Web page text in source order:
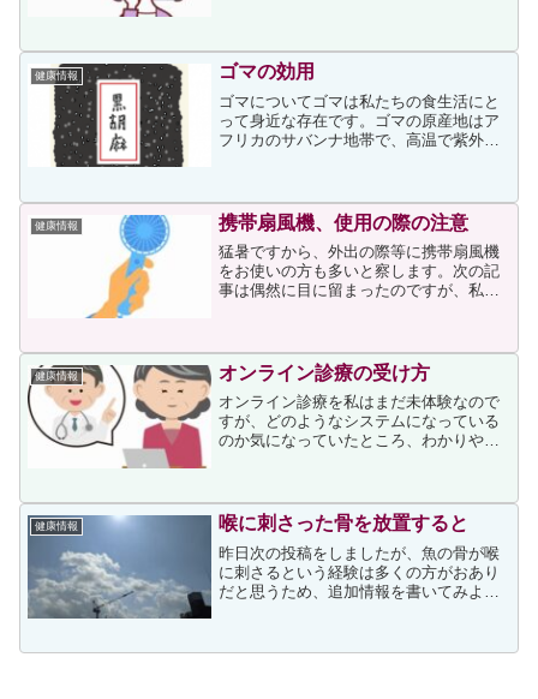
つけ医がいればその医師、そして担当に
なっているケアマネージ...
健康情報 ゴマの効用
ゴマについてゴマは私たちの食生活にと
って身近な存在です。ゴマの原産地はア
フリカのサバンナ地帯で、高温で紫外線
クレオパトラが健康飲料と...
健康情報 携帯扇風機、使用の際の注意
猛暑ですから、外出の際等に携帯扇風機
をお使いの方も多いと察します。次の記
事は偶然に目に留まったのですが、私も
て紹介させていただきます。記事には次
が書かれていました。気温...
健康情報 オンライン診療の受け方
オンライン診療を私はまだ未体験なので
すが、どのようなシステムになっている
のか気になっていたところ、わかりやす
記憶していますが、新型コロナウィルス
の感染拡大をきっかけに2...
健康情報 喉に刺さった骨を放置すると
昨日次の投稿をしましたが、魚の骨が喉
に刺さるという経験は多くの方がおあり
だと思うため、追加情報を書いてみよう
刺さってしまい、あまりの痛さに近所の